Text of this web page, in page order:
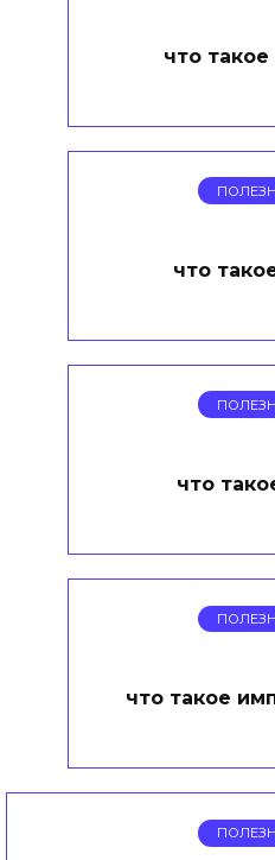
что
что
что
что такое